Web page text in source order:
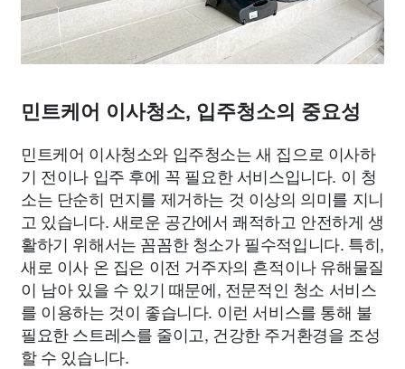
민트케어 이사청소, 입주청소의 중요성
민트케어 이사청소와 입주청소는 새 집으로 이사하
기 전이나 입주 후에 꼭 필요한 서비스입니다. 이 청
소는 단순히 먼지를 제거하는 것 이상의 의미를 지니
고 있습니다. 새로운 공간에서 쾌적하고 안전하게 생
활하기 위해서는 꼼꼼한 청소가 필수적입니다. 특히,
새로 이사 온 집은 이전 거주자의 흔적이나 유해물질
이 남아 있을 수 있기 때문에, 전문적인 청소 서비스
를 이용하는 것이 좋습니다. 이런 서비스를 통해 불
필요한 스트레스를 줄이고, 건강한 주거환경을 조성
할 수 있습니다.